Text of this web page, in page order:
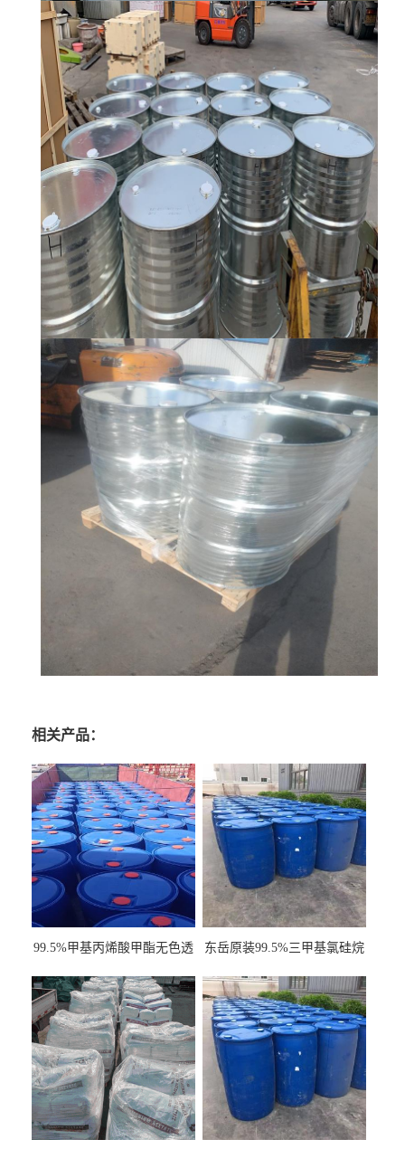
相关产品：
99.5%甲基丙烯酸甲酯无色透
东岳原装99.5%三甲基氯硅烷